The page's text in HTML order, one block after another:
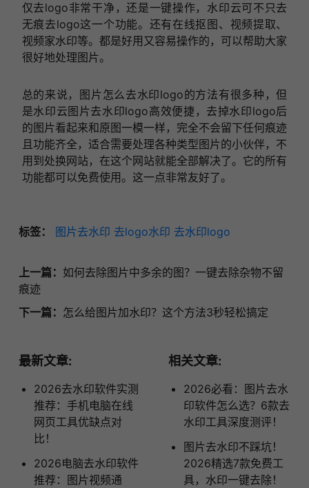
仅去logo非常干净，还是一键操作，水印云可不只去
无痕去logo这一个功能。还有在线抠图、视频提取、
视频家水印等。都是好用又容易操作的，可以帮助大家
很好地处理图片。
总的来说，图片怎么去水印logo的方法有很多种，但
是水印云图片去水印logo高效便捷，去掉水印logo后
的图片看起来和原图一模一样，完全不会留下任何痕迹
且功能齐全，适合需要处理各种类型图片的小伙伴，不
用到处换网站，在这个网站就能全部解决了。它的所有
功能都可以免费使用。这一点非常友好了。
标签： 图片去水印 去logo水印 去水印logo
上一篇： 如何去除图片中多余的图？一键去除杂物不留
痕迹
下一篇： 怎么给图片加水印？这个方法3秒轻松搞定
最新文章:
2026去水印软件实测
推荐：手机电脑在线
网页工具优缺点对
比！
2026电脑去水印软件
推荐：图片视频通
相关文章:
2026必看：图片去水
印软件怎么选？6款去
水印工具深度测评！
图片去水印不踩坑！
2026精选7款免费工
具，水印一键去除！